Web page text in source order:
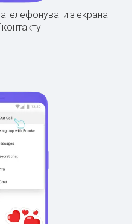
з екрана
контакту